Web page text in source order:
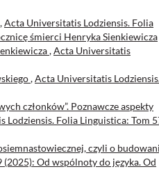
,Acta Universitatis Lodziensis. Folia
śmierci Henryka Sienkiewicza
,Acta Universitatis
,Acta Universitatis
członków”. Poznawcze aspekty
Lodziensis. Folia Linguistica: Tom
czyli o
Od wspólnoty do języka. Od